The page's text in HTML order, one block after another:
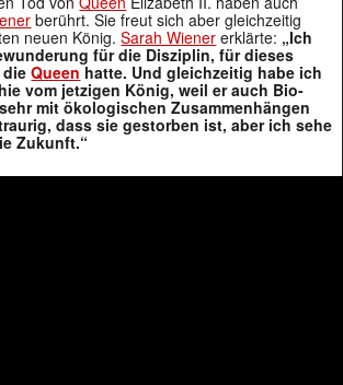
berührt. Sie freut sich aber gleichzeitig
neuen König.Sarah Wiener erklärte: „Ich
für die Disziplin, für dieses
dieQueen hatte. Und gleichzeitig habe ich
vom jetzigen König, weil er auch Bio-
mit ökologischen Zusammenhängen
dass sie gestorben ist, aber ich sehe
Zukunft.“